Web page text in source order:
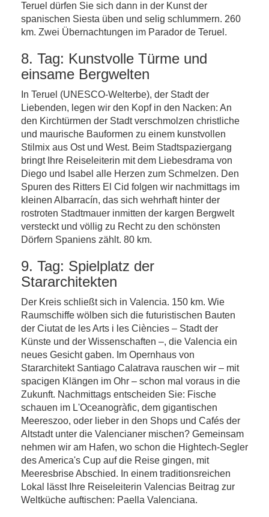
Teruel dürfen Sie sich dann in der Kunst der
spanischen Siesta üben und selig schlummern. 260
km. Zwei Übernachtungen im Parador de Teruel.
8. Tag: Kunstvolle Türme und
einsame Bergwelten
In Teruel (UNESCO-Welterbe), der Stadt der
Liebenden, legen wir den Kopf in den Nacken: An
den Kirchtürmen der Stadt verschmolzen christliche
und maurische Bauformen zu einem kunstvollen
Stilmix aus Ost und West. Beim Stadtspaziergang
bringt Ihre Reiseleiterin mit dem Liebesdrama von
Diego und Isabel alle Herzen zum Schmelzen. Den
Spuren des Ritters El Cid folgen wir nachmittags im
kleinen Albarracín, das sich wehrhaft hinter der
rostroten Stadtmauer inmitten der kargen Bergwelt
versteckt und völlig zu Recht zu den schönsten
Dörfern Spaniens zählt. 80 km.
9. Tag: Spielplatz der
Stararchitekten
Der Kreis schließt sich in Valencia. 150 km. Wie
Raumschiffe wölben sich die futuristischen Bauten
der Ciutat de les Arts i les Ciències – Stadt der
Künste und der Wissenschaften –, die Valencia ein
neues Gesicht gaben. Im Opernhaus von
Stararchitekt Santiago Calatrava rauschen wir – mit
spacigen Klängen im Ohr – schon mal voraus in die
Zukunft. Nachmittags entscheiden Sie: Fische
schauen im L'Oceanogràfic, dem gigantischen
Meereszoo, oder lieber in den Shops und Cafés der
Altstadt unter die Valencianer mischen? Gemeinsam
nehmen wir am Hafen, wo schon die Hightech-Segler
des America's Cup auf die Reise gingen, mit
Meeresbrise Abschied. In einem traditionsreichen
Lokal lässt Ihre Reiseleiterin Valencias Beitrag zur
Weltküche auftischen: Paella Valenciana.